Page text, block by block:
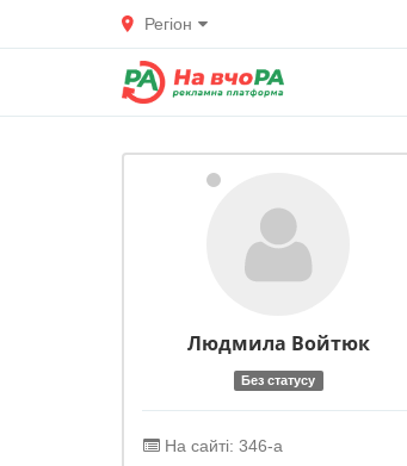
Регіон
Людмила Войтюк
Без статусу
На сайті: 346-а